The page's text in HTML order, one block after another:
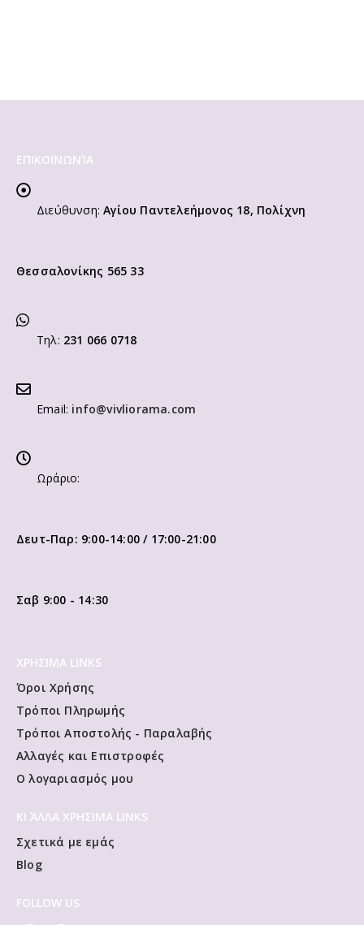
ΕΠΙΚΟΙΝΩΝΊΑ
Διεύθυνση: Αγίου Παντελεήμονος 18, Πολίχνη
Θεσσαλονίκης 565 33
Τηλ: 231 066 0718
Email: info@vivliorama.com
Ωράριο:
Δευτ-Παρ: 9:00-14:00 / 17:00-21:00
Σαβ 9:00 - 14:30
ΧΡΗΣΙΜΑ LINKS
Όροι Χρήσης
Τρόποι Πληρωμής
Τρόποι Αποστολής - Παραλαβής
Αλλαγές και Επιστροφές
Ο λογαριασμός μου
ΚΙ ΆΛΛΑ ΧΡΗΣΙΜΑ LINKS
Σχετικά με εμάς
Blog
FOLLOW US